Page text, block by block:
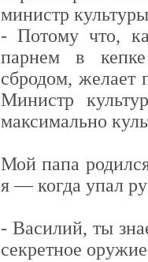
министр
- Потому что,
парнем в
сбродом, желает
Министр
максимально
Мой папа
я — когда упал
- Василий, ты
секретное